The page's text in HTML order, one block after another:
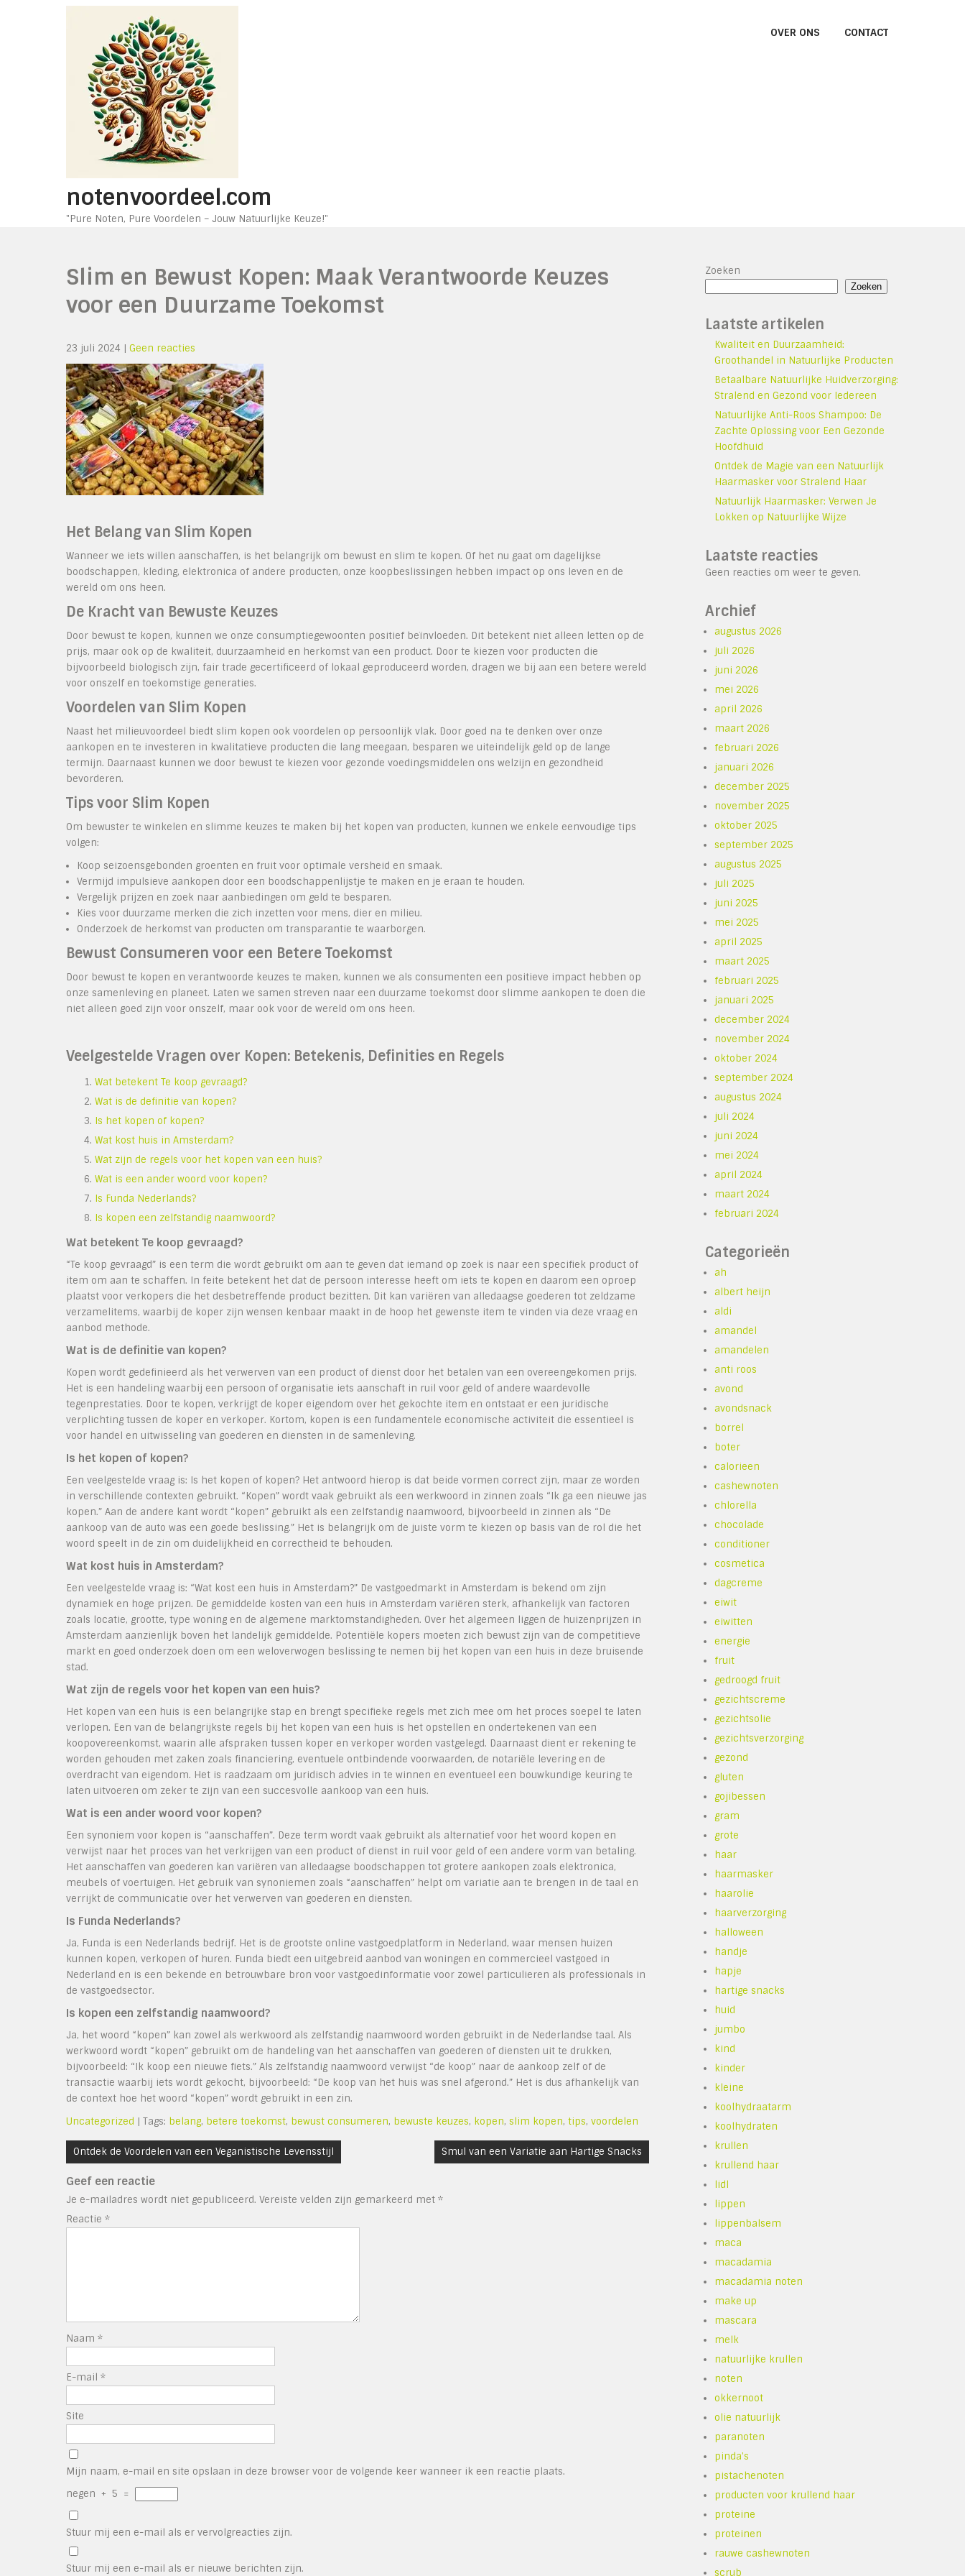
notenvoordeel.com
"Pure Noten, Pure Voordelen – Jouw Natuurlijke Keuze!"
OVER ONS CONTACT
Slim en Bewust Kopen: Maak Verantwoorde Keuzes
voor een Duurzame Toekomst
23 juli 2024 | Geen reacties
Het Belang van Slim Kopen
Wanneer we iets willen aanschaffen, is het belangrijk om bewust en slim te kopen. Of het nu gaat om dagelijkse
boodschappen, kleding, elektronica of andere producten, onze koopbeslissingen hebben impact op ons leven en de
wereld om ons heen.
De Kracht van Bewuste Keuzes
Door bewust te kopen, kunnen we onze consumptiegewoonten positief beïnvloeden. Dit betekent niet alleen letten op de
prijs, maar ook op de kwaliteit, duurzaamheid en herkomst van een product. Door te kiezen voor producten die
bijvoorbeeld biologisch zijn, fair trade gecertificeerd of lokaal geproduceerd worden, dragen we bij aan een betere wereld
voor onszelf en toekomstige generaties.
Voordelen van Slim Kopen
Naast het milieuvoordeel biedt slim kopen ook voordelen op persoonlijk vlak. Door goed na te denken over onze
aankopen en te investeren in kwalitatieve producten die lang meegaan, besparen we uiteindelijk geld op de lange
termijn. Daarnaast kunnen we door bewust te kiezen voor gezonde voedingsmiddelen ons welzijn en gezondheid
bevorderen.
Tips voor Slim Kopen
Om bewuster te winkelen en slimme keuzes te maken bij het kopen van producten, kunnen we enkele eenvoudige tips
volgen:
Koop seizoensgebonden groenten en fruit voor optimale versheid en smaak.
Vermijd impulsieve aankopen door een boodschappenlijstje te maken en je eraan te houden.
Vergelijk prijzen en zoek naar aanbiedingen om geld te besparen.
Kies voor duurzame merken die zich inzetten voor mens, dier en milieu.
Onderzoek de herkomst van producten om transparantie te waarborgen.
Bewust Consumeren voor een Betere Toekomst
Door bewust te kopen en verantwoorde keuzes te maken, kunnen we als consumenten een positieve impact hebben op
onze samenleving en planeet. Laten we samen streven naar een duurzame toekomst door slimme aankopen te doen die
niet alleen goed zijn voor onszelf, maar ook voor de wereld om ons heen.
Veelgestelde Vragen over Kopen: Betekenis, Definities en Regels
Wat betekent Te koop gevraagd?
Wat is de definitie van kopen?
Is het kopen of kopen?
Wat kost huis in Amsterdam?
Wat zijn de regels voor het kopen van een huis?
Wat is een ander woord voor kopen?
Is Funda Nederlands?
Is kopen een zelfstandig naamwoord?
Wat betekent Te koop gevraagd?
“Te koop gevraagd” is een term die wordt gebruikt om aan te geven dat iemand op zoek is naar een specifiek product of
item om aan te schaffen. In feite betekent het dat de persoon interesse heeft om iets te kopen en daarom een oproep
plaatst voor verkopers die het desbetreffende product bezitten. Dit kan variëren van alledaagse goederen tot zeldzame
verzamelitems, waarbij de koper zijn wensen kenbaar maakt in de hoop het gewenste item te vinden via deze vraag en
aanbod methode.
Wat is de definitie van kopen?
Kopen wordt gedefinieerd als het verwerven van een product of dienst door het betalen van een overeengekomen prijs.
Het is een handeling waarbij een persoon of organisatie iets aanschaft in ruil voor geld of andere waardevolle
tegenprestaties. Door te kopen, verkrijgt de koper eigendom over het gekochte item en ontstaat er een juridische
verplichting tussen de koper en verkoper. Kortom, kopen is een fundamentele economische activiteit die essentieel is
voor handel en uitwisseling van goederen en diensten in de samenleving.
Is het kopen of kopen?
Een veelgestelde vraag is: Is het kopen of kopen? Het antwoord hierop is dat beide vormen correct zijn, maar ze worden
in verschillende contexten gebruikt. “Kopen” wordt vaak gebruikt als een werkwoord in zinnen zoals “Ik ga een nieuwe jas
kopen.” Aan de andere kant wordt “kopen” gebruikt als een zelfstandig naamwoord, bijvoorbeeld in zinnen als “De
aankoop van de auto was een goede beslissing.” Het is belangrijk om de juiste vorm te kiezen op basis van de rol die het
woord speelt in de zin om duidelijkheid en correctheid te behouden.
Wat kost huis in Amsterdam?
Een veelgestelde vraag is: “Wat kost een huis in Amsterdam?” De vastgoedmarkt in Amsterdam is bekend om zijn
dynamiek en hoge prijzen. De gemiddelde kosten van een huis in Amsterdam variëren sterk, afhankelijk van factoren
zoals locatie, grootte, type woning en de algemene marktomstandigheden. Over het algemeen liggen de huizenprijzen in
Amsterdam aanzienlijk boven het landelijk gemiddelde. Potentiële kopers moeten zich bewust zijn van de competitieve
markt en goed onderzoek doen om een weloverwogen beslissing te nemen bij het kopen van een huis in deze bruisende
stad.
Wat zijn de regels voor het kopen van een huis?
Het kopen van een huis is een belangrijke stap en brengt specifieke regels met zich mee om het proces soepel te laten
verlopen. Een van de belangrijkste regels bij het kopen van een huis is het opstellen en ondertekenen van een
koopovereenkomst, waarin alle afspraken tussen koper en verkoper worden vastgelegd. Daarnaast dient er rekening te
worden gehouden met zaken zoals financiering, eventuele ontbindende voorwaarden, de notariële levering en de
overdracht van eigendom. Het is raadzaam om juridisch advies in te winnen en eventueel een bouwkundige keuring te
laten uitvoeren om zeker te zijn van een succesvolle aankoop van een huis.
Wat is een ander woord voor kopen?
Een synoniem voor kopen is “aanschaffen”. Deze term wordt vaak gebruikt als alternatief voor het woord kopen en
verwijst naar het proces van het verkrijgen van een product of dienst in ruil voor geld of een andere vorm van betaling.
Het aanschaffen van goederen kan variëren van alledaagse boodschappen tot grotere aankopen zoals elektronica,
meubels of voertuigen. Het gebruik van synoniemen zoals “aanschaffen” helpt om variatie aan te brengen in de taal en
verrijkt de communicatie over het verwerven van goederen en diensten.
Is Funda Nederlands?
Ja, Funda is een Nederlands bedrijf. Het is de grootste online vastgoedplatform in Nederland, waar mensen huizen
kunnen kopen, verkopen of huren. Funda biedt een uitgebreid aanbod van woningen en commercieel vastgoed in
Nederland en is een bekende en betrouwbare bron voor vastgoedinformatie voor zowel particulieren als professionals in
de vastgoedsector.
Is kopen een zelfstandig naamwoord?
Ja, het woord “kopen” kan zowel als werkwoord als zelfstandig naamwoord worden gebruikt in de Nederlandse taal. Als
werkwoord wordt “kopen” gebruikt om de handeling van het aanschaffen van goederen of diensten uit te drukken,
bijvoorbeeld: “Ik koop een nieuwe fiets.” Als zelfstandig naamwoord verwijst “de koop” naar de aankoop zelf of de
transactie waarbij iets wordt gekocht, bijvoorbeeld: “De koop van het huis was snel afgerond.” Het is dus afhankelijk van
de context hoe het woord “kopen” wordt gebruikt in een zin.
Uncategorized | Tags: belang, betere toekomst, bewust consumeren, bewuste keuzes, kopen, slim kopen, tips, voordelen
Bericht
navigatie
Ontdek de Voordelen van een Veganistische Levensstijl Smul van een Variatie aan Hartige Snacks
Geef een reactie
Je e-mailadres wordt niet gepubliceerd. Vereiste velden zijn gemarkeerd met *
Reactie *
Naam *
E-mail *
Site
Mijn naam, e-mail en site opslaan in deze browser voor de volgende keer wanneer ik een reactie plaats.
negen + 5 =
Stuur mij een e-mail als er vervolgreacties zijn.
Stuur mij een e-mail als er nieuwe berichten zijn.
Zoeken
Zoeken
Laatste artikelen
Kwaliteit en Duurzaamheid:
Groothandel in Natuurlijke Producten
Betaalbare Natuurlijke Huidverzorging:
Stralend en Gezond voor Iedereen
Natuurlijke Anti-Roos Shampoo: De
Zachte Oplossing voor Een Gezonde
Hoofdhuid
Ontdek de Magie van een Natuurlijk
Haarmasker voor Stralend Haar
Natuurlijk Haarmasker: Verwen Je
Lokken op Natuurlijke Wijze
Laatste reacties
Geen reacties om weer te geven.
Archief
augustus 2026
juli 2026
juni 2026
mei 2026
april 2026
maart 2026
februari 2026
januari 2026
december 2025
november 2025
oktober 2025
september 2025
augustus 2025
juli 2025
juni 2025
mei 2025
april 2025
maart 2025
februari 2025
januari 2025
december 2024
november 2024
oktober 2024
september 2024
augustus 2024
juli 2024
juni 2024
mei 2024
april 2024
maart 2024
februari 2024
Categorieën
ah
albert heijn
aldi
amandel
amandelen
anti roos
avond
avondsnack
borrel
boter
calorieen
cashewnoten
chlorella
chocolade
conditioner
cosmetica
dagcreme
eiwit
eiwitten
energie
fruit
gedroogd fruit
gezichtscreme
gezichtsolie
gezichtsverzorging
gezond
gluten
gojibessen
gram
grote
haar
haarmasker
haarolie
haarverzorging
halloween
handje
hapje
hartige snacks
huid
jumbo
kind
kinder
kleine
koolhydraatarm
koolhydraten
krullen
krullend haar
lidl
lippen
lippenbalsem
maca
macadamia
macadamia noten
make up
mascara
melk
natuurlijke krullen
noten
okkernoot
olie natuurlijk
paranoten
pinda's
pistachenoten
producten voor krullend haar
proteine
proteinen
rauwe cashewnoten
scrub